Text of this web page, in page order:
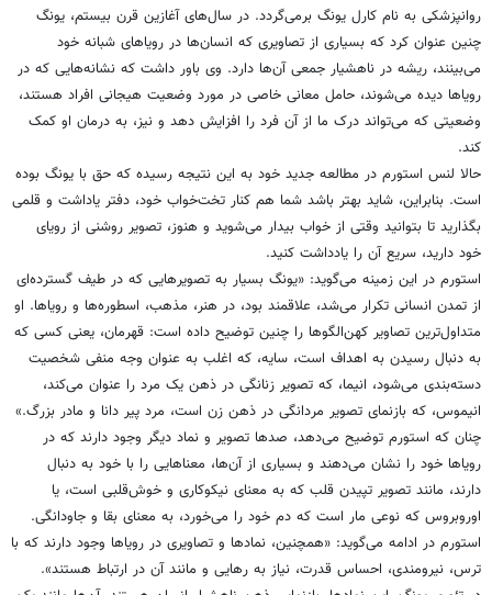
روانپزشکی به نام کارل یونگ برمی‌گردد. در سال‌های آغازین قرن بیستم،‌ یونگ
چنین عنوان کرد که بسیاری از تصاویری که انسان‌ها در رویاهای شبانه خود
می‌بینند، ریشه در ناهشیار جمعی آن‌ها دارد. وی باور داشت که نشانه‌هایی که در
رویاها دیده می‌شوند، حامل معانی خاصی در مورد وضعیت هیجانی افراد هستند،
وضعیتی که می‌تواند درک ما از آن فرد را افزایش دهد و نیز، به درمان او کمک
کند.
حالا لنس استورم در مطالعه جدید خود به این نتیجه رسیده که حق با یونگ بوده
است. بنابراین، شاید بهتر باشد شما هم کنار تخت‌خواب خود،‌ دفتر یاداشت و قلمی
بگذارید تا بتوانید وقتی از خواب بیدار می‌‌شوید و هنوز،‌ تصویر روشنی از رویای
خود دارید،‌ سریع آن را یادداشت کنید.
استورم در این زمینه می‌گوید: «یونگ بسیار به تصویر‌هایی که در طیف گسترده‌ای
از تمدن انسانی تکرار می‌شد،‌ علاقمند بود، در هنر،‌ مذهب، اسطوره‌ها و رویاها. او
متداول‌ترین تصاویر کهن‌الگوها را چنین توضیح داده است: قهرمان، یعنی کسی که
به دنبال رسیدن به اهداف است، سایه، که اغلب به عنوان وجه منفی شخصیت
دسته‌بندی می‌شود، انیما، که تصویر زنانگی در ذهن یک مرد را عنوان می‌کند،
انیموس، که بازنمای تصویر مردانگی در ذهن زن است، مرد پیر دانا و مادر بزرگ.»
چنان که استورم توضیح می‌دهد، صدها تصویر و نماد دیگر وجود دارند که در
رویاها خود را نشان می‌دهند و بسیاری از آن‌ها، معناهایی را با خود به دنبال
دارند، مانند تصویر تپیدن قلب که به معنای نیکوکاری و خوش‌قلبی است، یا
اوروبروس که نوعی مار است که دم خود را می‌خورد، به معنای بقا و جاودانگی.
استورم در ادامه می‌گوید: «همچنین، نمادها و تصاویری در رویاها وجود دارند که با
ترس، نیرومندی، احساس قدرت، نیاز به رهایی و مانند آن در ارتباط هستند».